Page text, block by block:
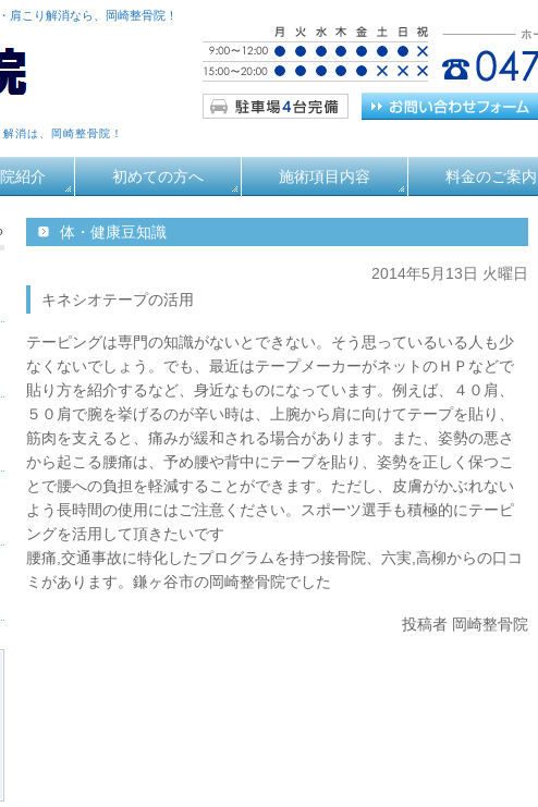
肩こり解消なら、岡崎整骨院！
消は、岡崎整骨院！
紹介 初めての方へ 施術項目内容 料金のご案内
体・健康豆知識
2014年5月13日 火曜日
キネシオテープの活用
テーピングは専門の知識がないとできない。そう思っているいる人も少
なくないでしょう。でも、最近はテープメーカーがネットのＨＰなどで
貼り方を紹介するなど、身近なものになっています。例えば、４０肩、
５０肩で腕を挙げるのが辛い時は、上腕から肩に向けてテープを貼り、
筋肉を支えると、痛みが緩和される場合があります。また、姿勢の悪さ
から起こる腰痛は、予め腰や背中にテープを貼り、姿勢を正しく保つこ
とで腰への負担を軽減することができます。ただし、皮膚がかぶれない
よう長時間の使用にはご注意ください。スポーツ選手も積極的にテーピ
ングを活用して頂きたいです
腰痛,交通事故に特化したプログラムを持つ接骨院、六実,高柳からの口コ
ミがあります。鎌ヶ谷市の岡崎整骨院でした
投稿者 岡崎整骨院